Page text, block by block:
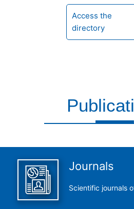
Access the
directory
Journals
Scientific journals